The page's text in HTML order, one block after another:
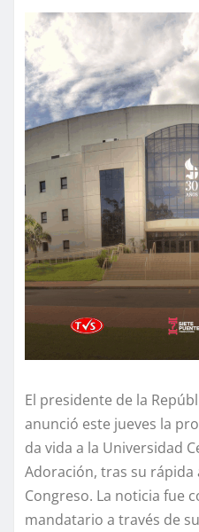
El presidente de la
anunció este jueves la
da vida a la Universidad
Adoración, tras su rápida
Congreso. La noticia fue
mandatario a través de